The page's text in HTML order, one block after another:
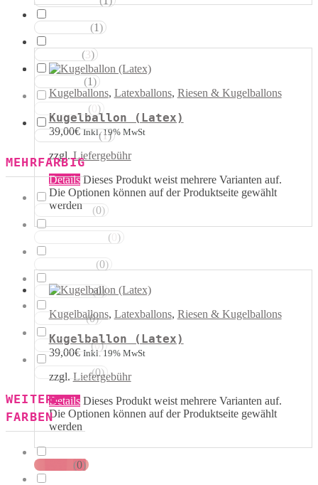
Kugelballons, Latexballons, Riesen & Kugelballons
Kugelballon (Latex)
39,00€ Inkl. 19% MwSt
zzgl.Liefergebühr
Details Dieses Produkt weist mehrere Varianten auf.
Die Optionen können auf der Produktseite gewählt
werden
Kugelballons, Latexballons, Riesen & Kugelballons
Kugelballon (Latex)
39,00€ Inkl. 19% MwSt
zzgl. Liefergebühr
Details Dieses Produkt weist mehrere Varianten auf.
Die Optionen können auf der Produktseite gewählt
werden
(1)
( 3)
(1)
( )
Schwarztöne (1)
MEHRFARBIG
Rosa Weiss (0)
( )
(0)
Gold Weiss (0)
Rot Weiss (0)
Blau Weiss (0)
Mehrfarbig (0)
WEITERE
FARBEN
(0)